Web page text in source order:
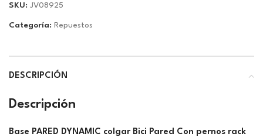
SKU: JV08925
Categoría: Repuestos
DESCRIPCIÓN
Descripción
Base PARED DYNAMIC colgar Bici Pared Con pernos rack